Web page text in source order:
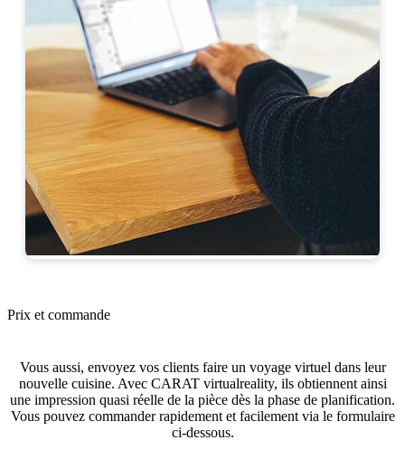
Prix et commande
Vous aussi, envoyez vos clients faire un voyage virtuel dans leur
nouvelle cuisine. Avec CARAT virtualreality, ils obtiennent ainsi
une impression quasi réelle de la pièce dès la phase de planification.
Vous pouvez commander rapidement et facilement via le formulaire
ci-dessous.